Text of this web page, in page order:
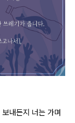
내든지 너는 가며